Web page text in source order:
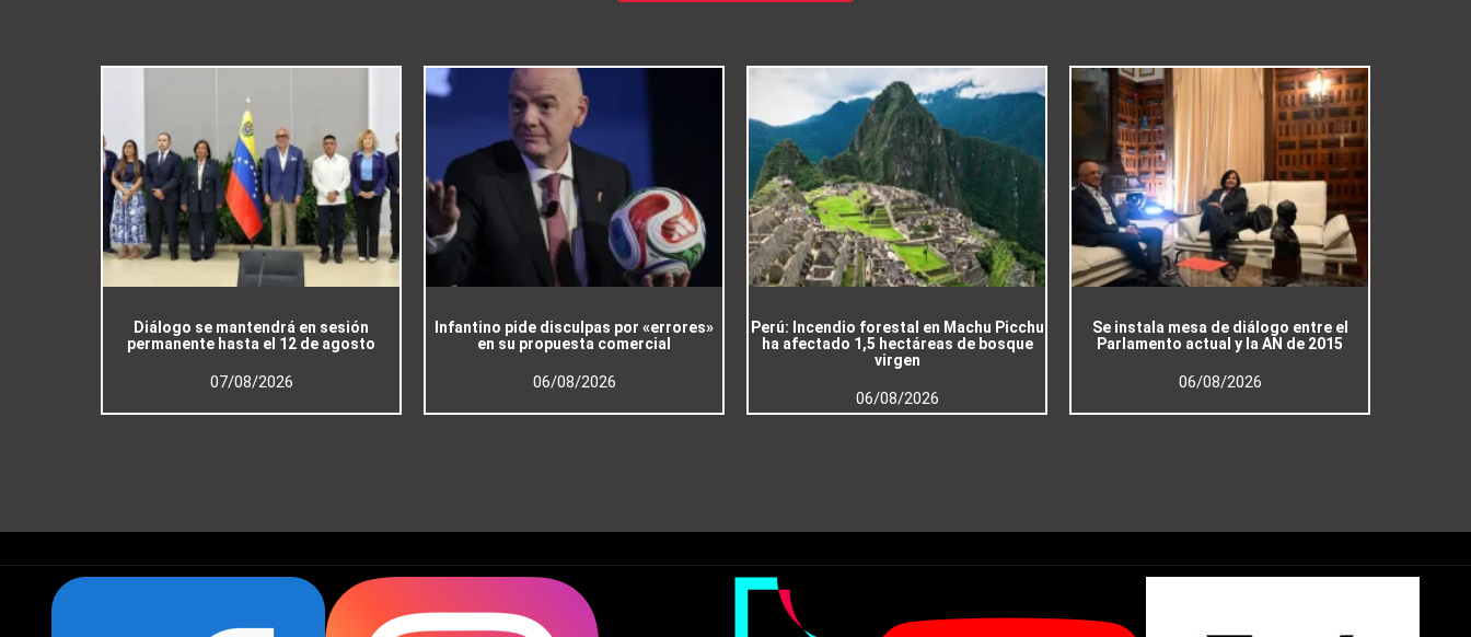
Diálogo se mantendrá en sesión
permanente hasta el 12 de agosto
07/08/2026
Infantino pide disculpas por «errores»
en su propuesta comercial
06/08/2026
Perú: Incendio forestal en Machu Picchu
ha afectado 1,5 hectáreas de bosque
virgen
06/08/2026
Se instala mesa de diálogo entre el
Parlamento actual y la AN de 2015
06/08/2026